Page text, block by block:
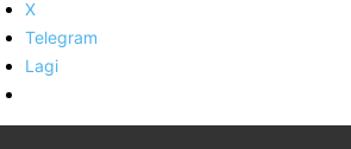
X
Telegram
Lagi